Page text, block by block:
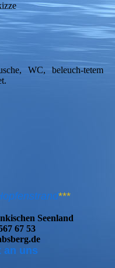
WC, beleuch-tetem
***
Seenland
67 53
an uns